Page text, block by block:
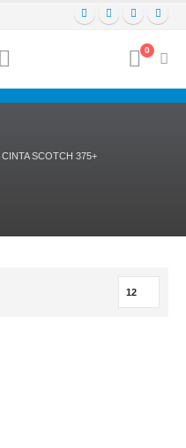
0
CINTA SCOTCH 375+